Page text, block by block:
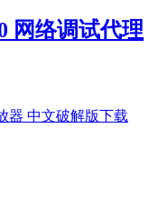
网络调试代理